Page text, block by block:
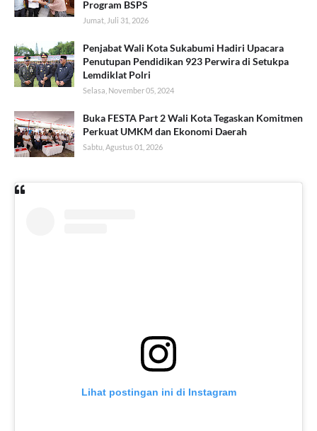
Program BSPS
Jumat, Juli 31, 2026
Penjabat Wali Kota Sukabumi Hadiri Upacara
Penutupan Pendidikan 923 Perwira di Setukpa
Lemdiklat Polri
Selasa, November 05, 2024
Buka FESTA Part 2 Wali Kota Tegaskan Komitmen
Perkuat UMKM dan Ekonomi Daerah
Sabtu, Agustus 01, 2026
Lihat postingan ini di Instagram